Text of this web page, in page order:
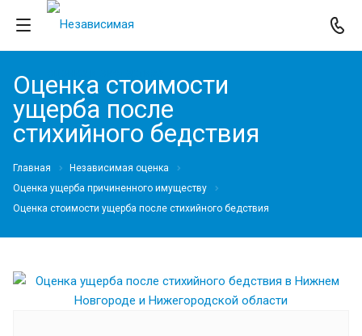
Оценка стоимости
ущерба после
стихийного бедствия
Главная
Независимая оценка
Оценка ущерба причиненного имуществу
Оценка стоимости ущерба после стихийного бедствия